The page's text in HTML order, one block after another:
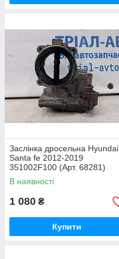
Заслінка дросельна Hyundai
Santa fe 2012-2019
351002F100 (Арт. 68281)
В наявності
1 080 ₴
Купити